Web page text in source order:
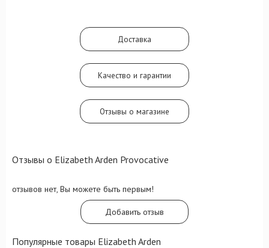
орхидеи. Очаровательный шлейф
композиции составлен нотами хиноки,
сандала, японского кедра и белого песка.
Доставка
Качество и гарантии
Отзывы о магазине
Отзывы о Elizabeth Arden Provocative
отзывов нет, Вы можете быть первым!
Добавить отзыв
Популярные товары Elizabeth Arden